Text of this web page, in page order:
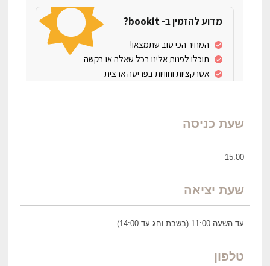
שעת כניסה
15:00
שעת יציאה
עד השעה 11:00 (בשבת וחג עד 14:00)
טלפון